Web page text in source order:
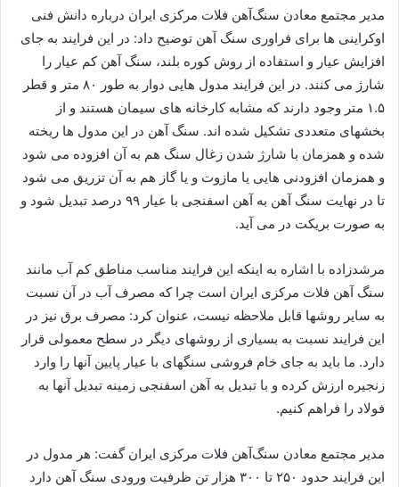
مدیر مجتمع معادن سنگ‌آهن فلات مرکزی ایران درباره دانش فنی
اوکراینی ها برای فراوری سنگ آهن توضیح داد: در این فرایند به جای
افزایش عیار و استفاده از روش کوره بلند، سنگ آهن کم عیار را
شارژ می کنند. در این فرایند مدول هایی دوار به طور ۸۰ متر و قطر
۱.۵ متر وجود دارند که مشابه کارخانه های سیمان هستند و از
بخشهای متعددی تشکیل شده اند. سنگ آهن در این مدول ها ریخته
شده و همزمان با شارژ شدن زغال سنگ هم به آن افزوده می شود
و همزمان افزودنی هایی یا مازوت و یا گاز هم به آن تزریق می شود
تا در نهایت سنگ آهن به آهن اسفنجی با عیار ۹۹ درصد تبدیل شود و
به صورت بریکت در می آید.
مرشدزاده با اشاره به اینکه این فرایند مناسب مناطق کم آب مانند
سنگ آهن فلات مرکزی ایران است چرا که مصرف آب در آن نسبت
به سایر روشها قابل ملاحظه نیست، عنوان کرد: مصرف برق نیز در
این فرایند نسبت به بسیاری از روشهای دیگر در سطح معمولی قرار
دارد. ما باید به جای خام فروشی سنگهای با عیار پایین آنها را وارد
زنجیره ارزش کرده و با تبدیل به آهن اسفنجی زمینه تبدیل آنها به
فولاد را فراهم کنیم.
مدیر مجتمع معادن سنگ‌آهن فلات مرکزی ایران گفت: هر مدول در
این فرایند حدود ۲۵۰ تا ۳۰۰ هزار تن ظرفیت ورودی سنگ آهن دارد